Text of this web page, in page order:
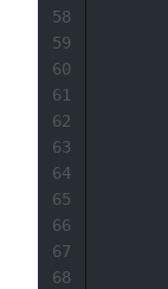
58
59
60
61
62
63
64
65
66
67
68